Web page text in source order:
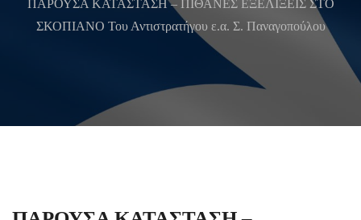
ΠΑΡΟΥΣΑ ΚΑΤΑΣΤΑΣΗ – ΠΙΘΑΝΕΣ ΕΞΕΛΙΞΕΙΣ ΣΤΟ
ΣΚΟΠΙΑΝΟ Του Αντιστρατήγου ε.α. Σ. Παναγοπούλου